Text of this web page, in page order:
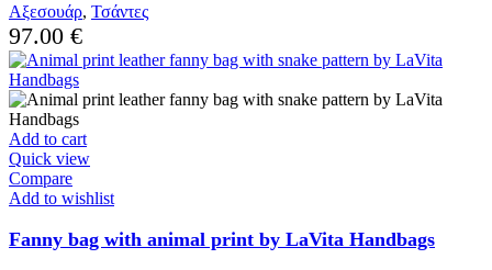
Αξεσουάρ, Τσάντες
97.00 €
Add to cart
Quick view
Compare
Add to wishlist
Fanny bag with animal print by LaVita Handbags